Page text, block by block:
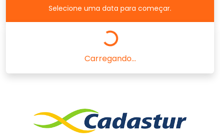
Selecione uma data para começar.
Carregando...